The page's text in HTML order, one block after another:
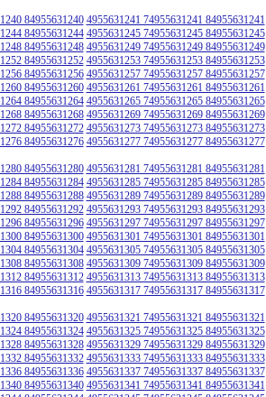
84955631240 4955631241 74955631241 84955631241
84955631244 4955631245 74955631245 84955631245
84955631248 4955631249 74955631249 84955631249
84955631252 4955631253 74955631253 84955631253
84955631256 4955631257 74955631257 84955631257
84955631260 4955631261 74955631261 84955631261
84955631264 4955631265 74955631265 84955631265
84955631268 4955631269 74955631269 84955631269
84955631272 4955631273 74955631273 84955631273
84955631276 4955631277 74955631277 84955631277
84955631280 4955631281 74955631281 84955631281
84955631284 4955631285 74955631285 84955631285
84955631288 4955631289 74955631289 84955631289
84955631292 4955631293 74955631293 84955631293
84955631296 4955631297 74955631297 84955631297
84955631300 4955631301 74955631301 84955631301
84955631304 4955631305 74955631305 84955631305
84955631308 4955631309 74955631309 84955631309
84955631312 4955631313 74955631313 84955631313
84955631316 4955631317 74955631317 84955631317
84955631320 4955631321 74955631321 84955631321
84955631324 4955631325 74955631325 84955631325
84955631328 4955631329 74955631329 84955631329
84955631332 4955631333 74955631333 84955631333
84955631336 4955631337 74955631337 84955631337
84955631340 4955631341 74955631341 84955631341